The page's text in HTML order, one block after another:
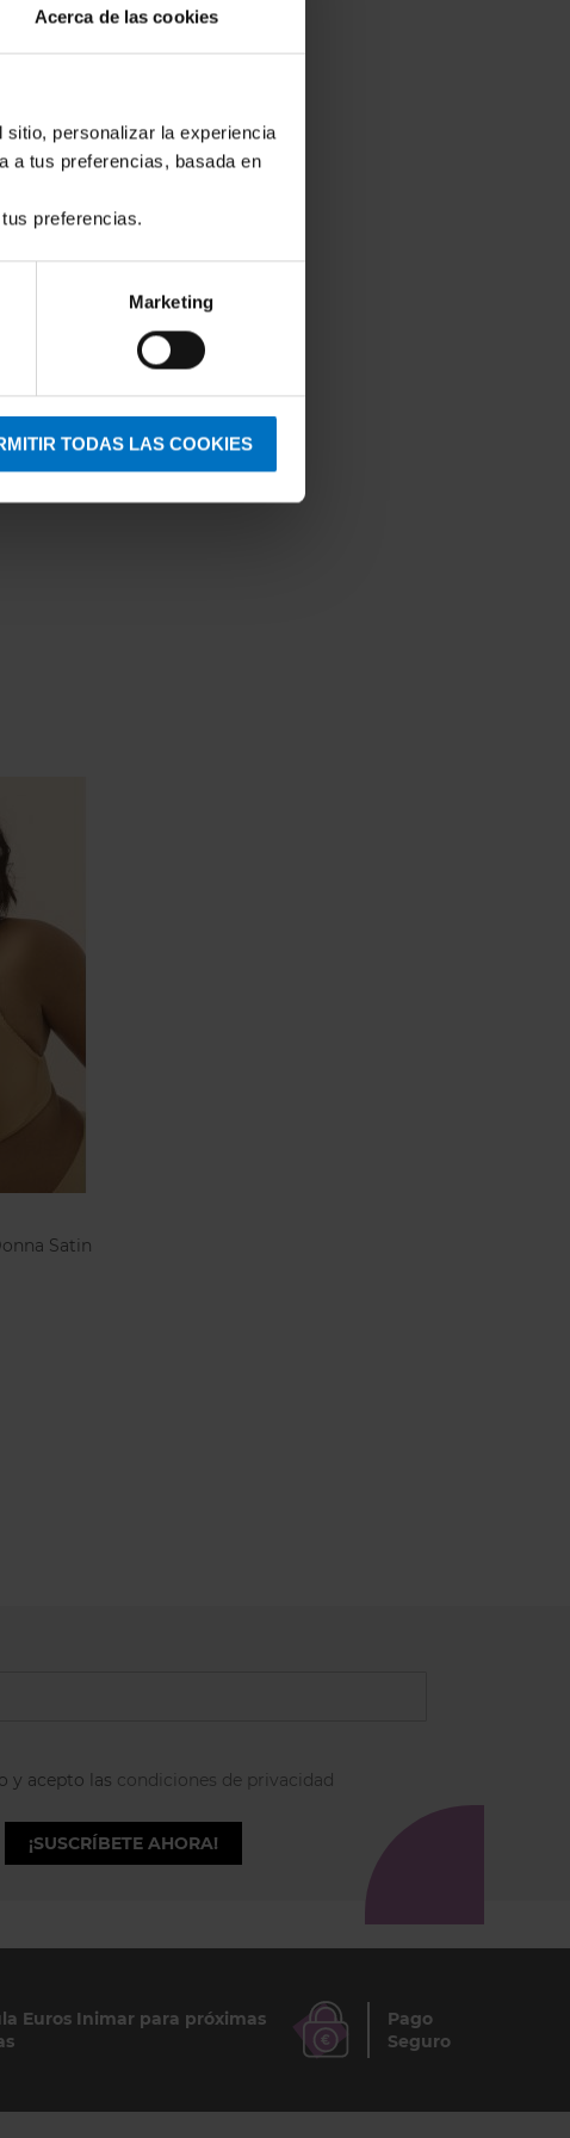
Acerca de las cookies
personalizar la experiencia
a tus preferencias, basada en
preferencias.
Marketing
TODAS LAS COOKIES
Satin
y acepto las condiciones de privacidad
¡SUSCRÍBETE AHORA!
Euros Inimar para próximas
Pago
Seguro